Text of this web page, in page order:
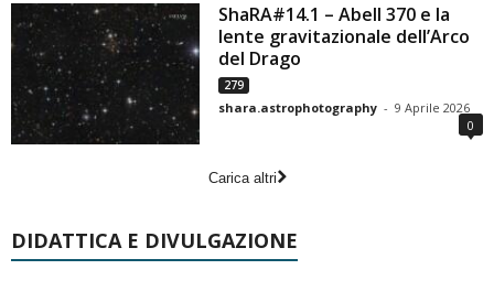
ShaRA#14.1 – Abell 370 e la
lente gravitazionale dell’Arco
del Drago
279
shara.astrophotography - 9 Aprile 2026
0
Carica altri
DIDATTICA E DIVULGAZIONE